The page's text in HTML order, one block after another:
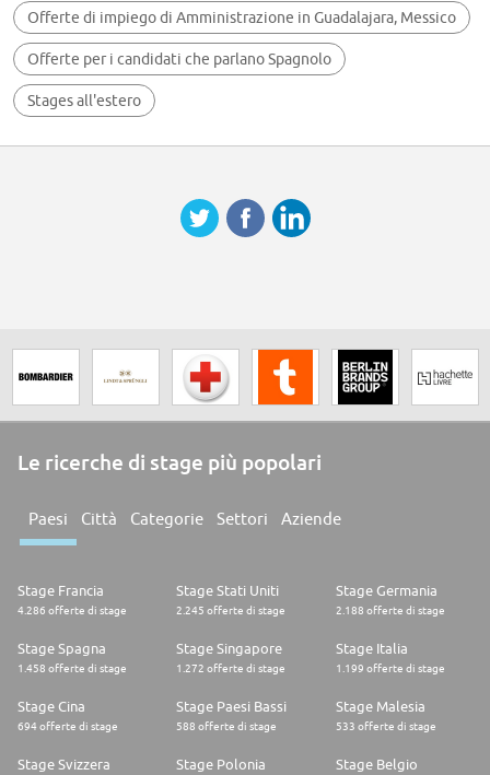
Conocimiento en PC office, programas para reportes, análisis, cobros,
cierres de caja y control de ventas
Trabajo en equipo
Planeación estratégica
Análisis y solución de problemas
Ninguno
Offerte di impiego di Amministrazione in Guadalajara, Messico
Offerte per i candidati che parlano Spagnolo
Stages all'estero
Le ricerche di stage più popolari
Paesi Città Categorie Settori Aziende
Stage Francia
4.286 offerte di stage
Stage Stati Uniti
2.245 offerte di stage
Stage Germania
2.188 offerte di stage
Stage Spagna
1.458 offerte di stage
Stage Singapore
1.272 offerte di stage
Stage Italia
1.199 offerte di stage
Stage Cina
694 offerte di stage
Stage Paesi Bassi
588 offerte di stage
Stage Malesia
533 offerte di stage
Stage Svizzera Stage Polonia Stage Belgio